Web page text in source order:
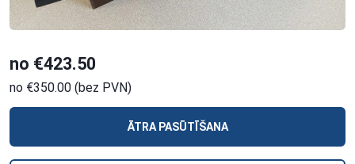
no €423.50
no €350.00 (bez PVN)
ĀTRA PASŪTĪŠANA